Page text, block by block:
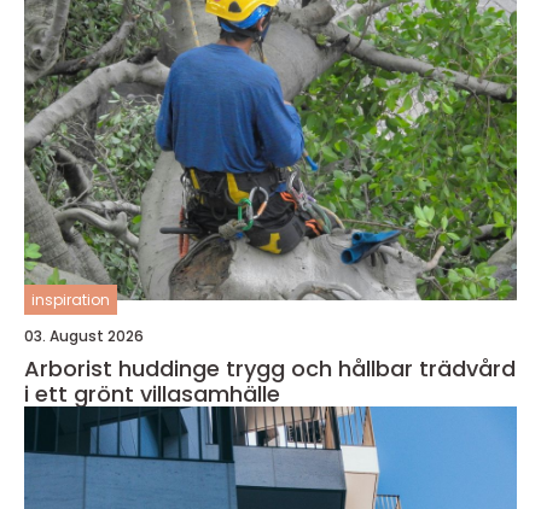
inspiration
03. August 2026
Arborist huddinge trygg och hållbar trädvård
i ett grönt villasamhälle